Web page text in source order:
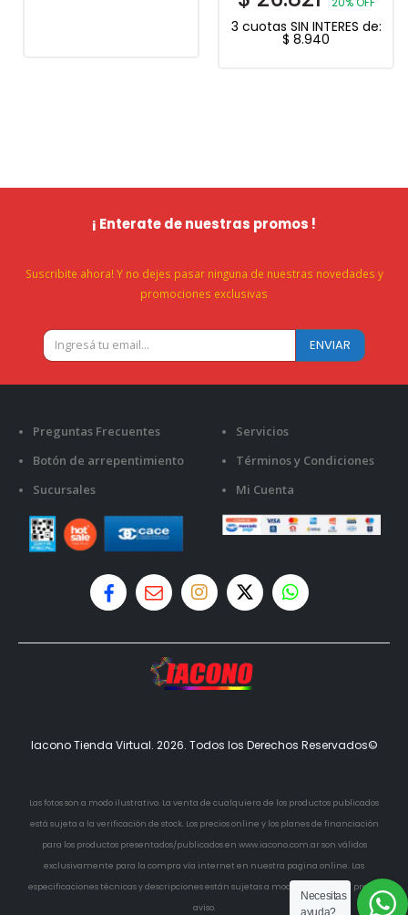
3 cuotas SIN INTERES de: 3 cuotas
¡ Enterate de nuestras promos !
Suscribite ahora! Y no dejes pasar ninguna de nuestras novedades y
promociones exclusivas
Preguntas Frecuentes
Botón de arrepentimiento
Sucursales
Servicios
Términos y Condiciones
Mi Cuenta
Iacono Tienda Virtual. 2026. Todos los Derechos Reservados©
Las fotos son a modo ilustrativo. La venta de cualquiera de los productos publicados
está sujeta a la verificación de stock. Los precios online y los planes de financiación
para los productos presentados/publicados en www.iacono.com.ar son válidos
exclusivamente para la compra vía internet en nuestra pagina online. Las
especificaciones técnicas y descripciones están sujetas a modificaciones sin previo
aviso.
Necesitas
ayuda?